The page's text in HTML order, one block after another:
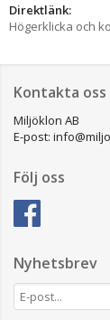
Direktlänk:
Högerklicka och
Kontakta oss
Miljöklon AB
E-post:
Följ oss
Nyhetsbrev